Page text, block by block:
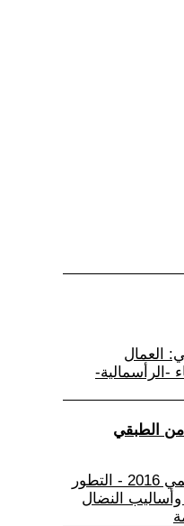
العمال
-الرأسمالية-
ملف 1 ايار - ماي يوم العمال العالمي 2016 - التطور
وأساليب النضال